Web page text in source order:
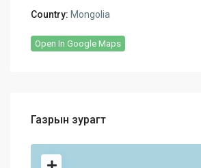
Country: Mongolia
Open In Google Maps
Газрын зурагт